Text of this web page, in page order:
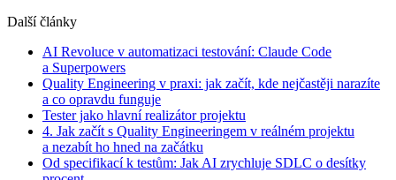
Další články
AI Revoluce v automatizaci testování: Claude Code
a Superpowers
Quality Engineering v praxi: jak začít, kde nejčastěji narazíte
a co opravdu funguje
Tester jako hlavní realizátor projektu
4. Jak začít s Quality Engineeringem v reálném projektu
a nezabít ho hned na začátku
Od specifikací k testům: Jak AI zrychluje SDLC o desítky